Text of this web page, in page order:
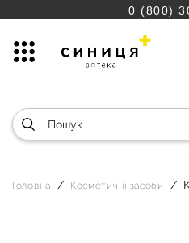
0 (800)
Головна Косметичні засоби